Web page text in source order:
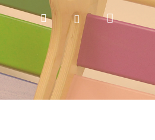
HledatPřihlášeníNákupní